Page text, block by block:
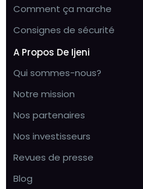
Comment ça marche
Consignes de sécurité
A Propos De Ijeni
Qui sommes-nous?
Notre mission
Nos partenaires
Nos investisseurs
Revues de presse
Blog